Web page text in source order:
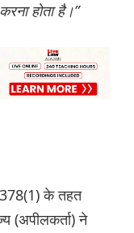
होता है।”
378(1) के तहत
(अपीलकर्ता) ने